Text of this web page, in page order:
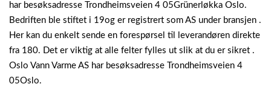
har besøksadresse Trondheimsveien 4 05Grünerløkka Oslo.
Bedriften ble stiftet i 19og er registrert som AS under bransjen .
Her kan du enkelt sende en forespørsel til leverandøren direkte
fra 180. Det er viktig at alle felter fylles ut slik at du er sikret .
Oslo Vann Varme AS har besøksadresse Trondheimsveien 4
05Oslo.